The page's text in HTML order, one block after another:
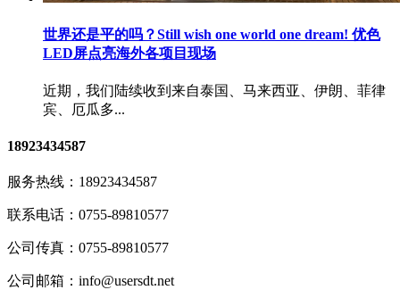
世界还是平的吗？Still wish one world one dream! 优色
LED屏点亮海外各项目现场
近期，我们陆续收到来自泰国、马来西亚、伊朗、菲律
宾、厄瓜多...
18923434587
服务热线： 18923434587
联系电话： 0755-89810577
公司传真： 0755-89810577
公司邮箱： info@usersdt.net